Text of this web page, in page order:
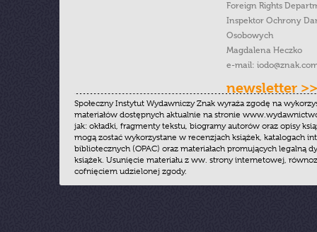
Foreign Rights
Inspektor Ochrony
Osobowych
Magdalena Heczko
e-mail:
newsletter >>
Społeczny Instytut Wydawniczy Znak wyraża zgodę na
materiałów dostępnych aktualnie na stronie
jak: okładki, fragmenty tekstu, biogramy autorów oraz opisy
mogą zostać wykorzystane w recenzjach książek, katalogach
bibliotecznych (OPAC) oraz materiałach promujących legalną
książek. Usunięcie materiału z ww. strony internetowej,
cofnięciem udzielonej zgody.